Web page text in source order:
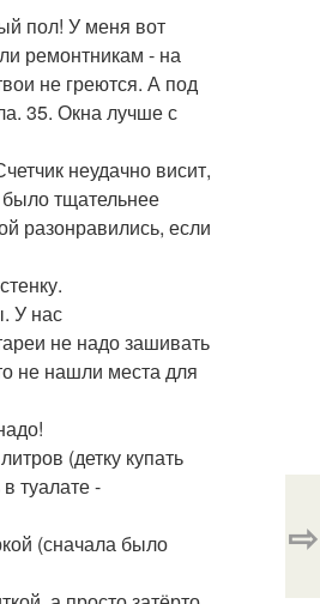
пол! У меня вот
ремонтникам - на
не греются. А под
35. Окна лучше с
неудачно висит,
тщательнее
разонравились, если
У нас
не надо зашивать
не нашли места для
(детку купать
туалате -
(сначала было
⇨